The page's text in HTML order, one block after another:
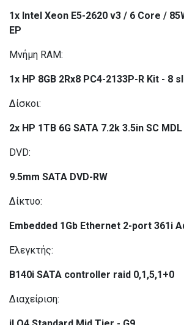
1x Intel Xeon E5-2620 v3 / 6 Core /
EP
Μνήμη RAM:
1x HP 8GB 2Rx8 PC4-2133P-R Kit - 8
Δίσκοι:
2x HP 1TB 6G SATA 7.2k 3.5in SC
DVD:
9.5mm SATA DVD-RW
Δίκτυο:
Embedded 1Gb Ethernet 2-port 361i
Ελεγκτής:
B140i SATA controller raid 0,1,5,1+0
Διαχείριση: